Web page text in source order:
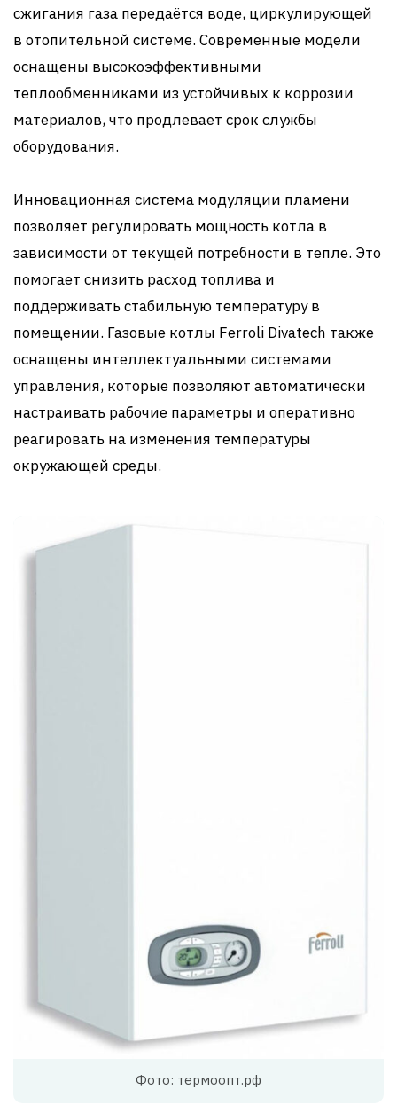
сжигания газа передаётся воде, циркулирующей
в отопительной системе. Современные модели
оснащены высокоэффективными
теплообменниками из устойчивых к коррозии
материалов, что продлевает срок службы
оборудования.
Инновационная система модуляции пламени
позволяет регулировать мощность котла в
зависимости от текущей потребности в тепле. Это
помогает снизить расход топлива и
поддерживать стабильную температуру в
помещении. Газовые котлы Ferroli Divatech также
оснащены интеллектуальными системами
управления, которые позволяют автоматически
настраивать рабочие параметры и оперативно
реагировать на изменения температуры
окружающей среды.
Фото: термоопт.рф